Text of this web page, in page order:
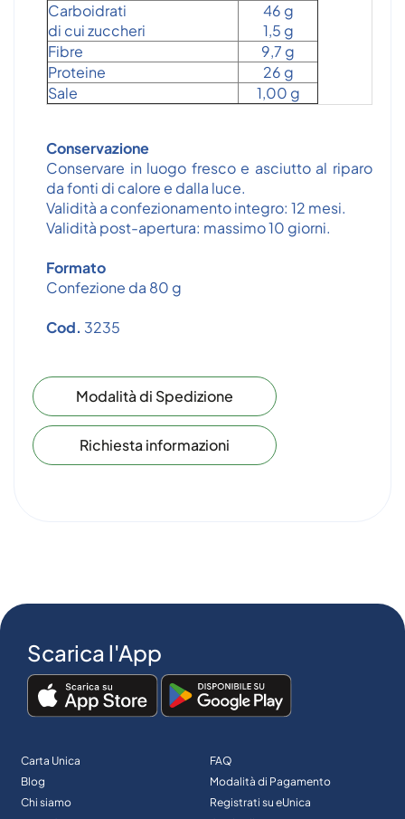
Carboidrati
di cui zuccheri
46 g
1,5 g
Fibre
9,7 g
Proteine
26 g
Sale
1,00 g
Conservazione
Conservare in luogo fresco e asciutto al riparo
da fonti di calore e dalla luce.
Validità a confezionamento integro: 12 mesi.
Validità post-apertura: massimo 10 giorni.
Formato
Confezione da 80 g
Cod. 3235
Modalità di Spedizione
Richiesta informazioni
Scarica l'App
Carta Unica
Blog
Chi siamo
FAQ
Modalità di Pagamento
Registrati su eUnica